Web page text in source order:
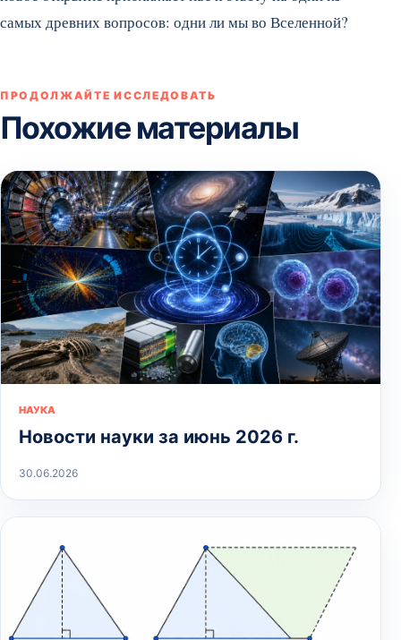
самых древних вопросов: одни ли мы во Вселенной?
ПРОДОЛЖАЙТЕ ИССЛЕДОВАТЬ
Похожие материалы
НАУКА
Новости науки за июнь 2026 г.
30.06.2026